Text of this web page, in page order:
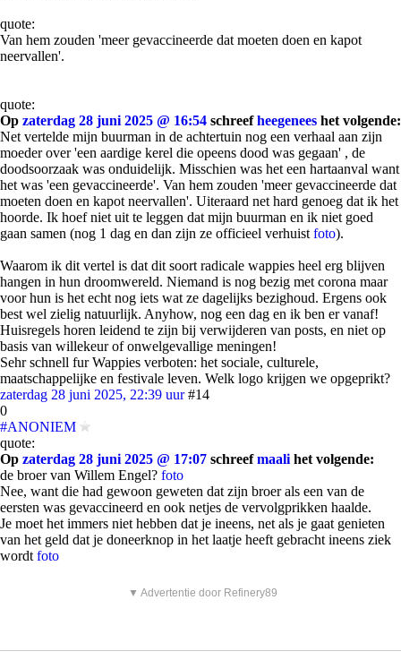
quote:
Van hem zouden 'meer gevaccineerde dat moeten doen en kapot
neervallen'.
quote:
Op zaterdag 28 juni 2025 @ 16:54 schreefheegenees het volgende:
Net vertelde mijn buurman in de achtertuin nog een verhaal aan zijn
moeder over 'een aardige kerel die opeens dood was gegaan' , de
doodsoorzaak was onduidelijk. Misschien was het een hartaanval want
het was 'een gevaccineerde'. Van hem zouden 'meer gevaccineerde dat
moeten doen en kapot neervallen'. Uiteraard net hard genoeg dat ik het
hoorde. Ik hoef niet uit te leggen dat mijn buurman en ik niet goed
gaan samen (nog 1 dag en dan zijn ze officieel verhuist foto).
Waarom ik dit vertel is dat dit soort radicale wappies heel erg blijven
hangen in hun droomwereld. Niemand is nog bezig met corona maar
voor hun is het echt nog iets wat ze dagelijks bezighoud. Ergens ook
best wel zielig natuurlijk. Anyhow, nog een dag en ik ben er vanaf!
Huisregels horen leidend te zijn bij verwijderen van posts, en niet op
basis van willekeur of onwelgevallige meningen!
Sehr schnell fur Wappies verboten: het sociale, culturele,
maatschappelijke en festivale leven. Welk logo krijgen we opgeprikt?
zaterdag 28 juni 2025, 22:39 uur #14
0
#ANONIEM
quote:
Op zaterdag 28 juni 2025 @ 17:07 schreefmaali het volgende:
de broer van Willem Engel? foto
Nee, want die had gewoon geweten dat zijn broer als een van de
eersten was gevaccineerd en ook netjes de vervolgprikken haalde.
Je moet het immers niet hebben dat je ineens, net als je gaat genieten
van het geld dat je doneerknop in het laatje heeft gebracht ineens ziek
wordt foto
▼ Advertentie door Refinery89